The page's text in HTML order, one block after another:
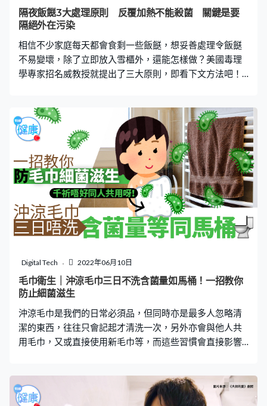
達10至14天才能將病菌殺死。 無胃病！只是有腸胃焦慮症
不過，感覺胃痛不一定代表已患有胃病，亦可能是由於腸
困窘或不健康的生活習慣例如
隔夜飯餸3大處理原則 反覆加熱不能殺菌 關鍵是要
隔絕外在污染
相信不少家庭每天都會食剩一些飯餸，想妥善處理令飯餸
不易變壞，除了立即放入雪櫃外，還能怎樣做？美國毒理
學專家招名威教授就提出了三大原則，即看下文方法吧！
鍋蓋，就可以保持真空，減少細菌與毒素滋生。事實上，
食物及環境本身已經存在細菌，而細菌又有「好氧」和
「厭氧」之別，如果單以鍋蓋隔絕空氣，是不能完全達到
抑制細菌滋生作用。 食物細菌滋生主因是時間溫度 大腸桿
菌和金黃色葡萄菌是屬於好氧細菌，能夠透過鍋蓋來減少
食物與空氣間的接觸，令細菌不易滋生。不過，厭氧細菌
如肉毒桿菌，反而會在缺乏氧氣的環境下滋生長大，因
此，並非蓋上鍋蓋就能杜絕所有細菌滋生問題。 食物放在
潮濕高溫的環境，就自然會有細菌和霉菌滋生的風險。食
生。食物擺得愈久，愈多人接觸，加上溫度降低，就會增
加食物細菌滋生風險。 反覆加熱不能殺菌 隔夜飯餸的另一
個問題是細菌滋生後會有「內毒素」，如果要破壞內毒
蒸是無法消滅。 以香港的溫度濕度來說
Digital Tech 2022年06月10日
毛巾衛生｜沖涼毛巾三日不洗含菌量如馬桶！一招教你
防止細菌滋生
沖涼毛巾是我們的日常必須品，但同時亦是最多人忽略清
潔的東西，往往只會記起才清洗一次，另外亦會與他人共
用毛巾，又或直接使用新毛巾等，而這些習慣會直接影響
該要與衣服一樣，用1至2次就要清洗，否則毛巾會滋生多
種不同病菌，除了我們最常聽到的大腸桿菌外，亦會隨著